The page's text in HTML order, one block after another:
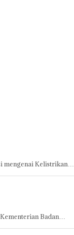
mengenai Kelistrikan…
Badan…